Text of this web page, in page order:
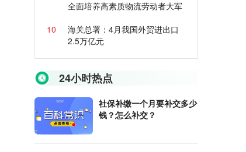
全面培养高素质物流劳动者大军
10
海关总署：4月我国外贸进出口
2.5万亿元
24小时热点
社保补缴一个月要补交多少
钱？怎么补交？